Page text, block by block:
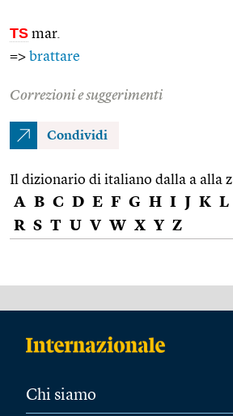
TS mar.
=> brattare
Correzioni e suggerimenti
Condividi
Il dizionario di italiano dalla a alla z
A B C D E F G H I J K L
R S T U V W X Y Z
Chi siamo